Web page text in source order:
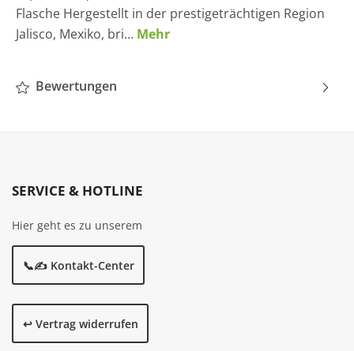
Flasche Hergestellt in der prestigeträchtigen Region
Jalisco, Mexiko, bri… Mehr
Bewertungen
SERVICE & HOTLINE
Hier geht es zu unserem
📞✍️ Kontakt-Center
↩️ Vertrag widerrufen